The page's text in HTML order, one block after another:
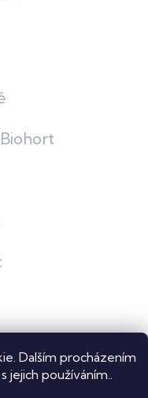
Dalším procházením
jejich používáním..